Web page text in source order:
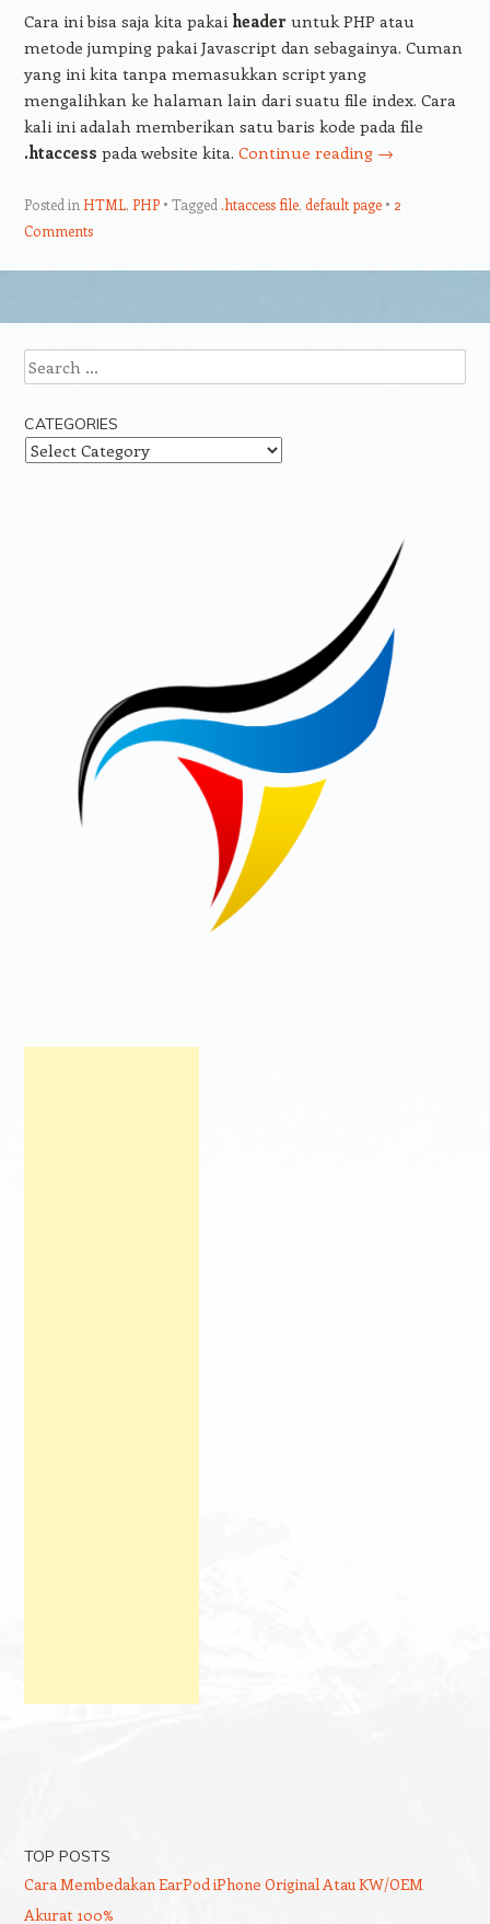
Cara ini bisa saja kita pakai header untuk PHP atau
metode jumping pakai Javascript dan sebagainya. Cuman
yang ini kita tanpa memasukkan script yang
mengalihkan ke halaman lain dari suatu file index. Cara
kali ini adalah memberikan satu baris kode pada file
.htaccess pada website kita. Continue reading →
Posted in HTML, PHP Tagged .htaccess file, default page
2
Comments
Search
CATEGORIES
Categories
TOP POSTS
Cara Membedakan EarPod iPhone Original Atau KW/OEM
Akurat 100%